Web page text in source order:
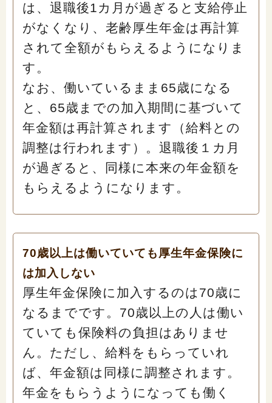
は、退職後1カ月が過ぎると支給停止
がなくなり、老齢厚生年金は再計算
されて全額がもらえるようになりま
す。
なお、働いているまま65歳になる
と、65歳までの加入期間に基づいて
年金額は再計算されます（給料との
調整は行われます）。退職後１カ月
が過ぎると、同様に本来の年金額を
もらえるようになります。
70歳以上は働いていても厚生年金保険に
は加入しない
厚生年金保険に加入するのは70歳に
なるまでです。70歳以上の人は働い
ていても保険料の負担はありませ
ん。ただし、給料をもらっていれ
ば、年金額は同様に調整されます。
年金をもらうようになっても働く